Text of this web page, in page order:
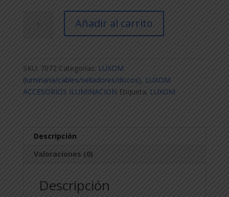
CONECTOR
Añadir al carrito
SKU: 7072 Categorías: LUXOM
(luminaria/cables/selladores/discos), LUXOM
ACCESORIOS ILUMINACION Etiqueta: LUXOM
Descripción
Valoraciones (0)
Descripción